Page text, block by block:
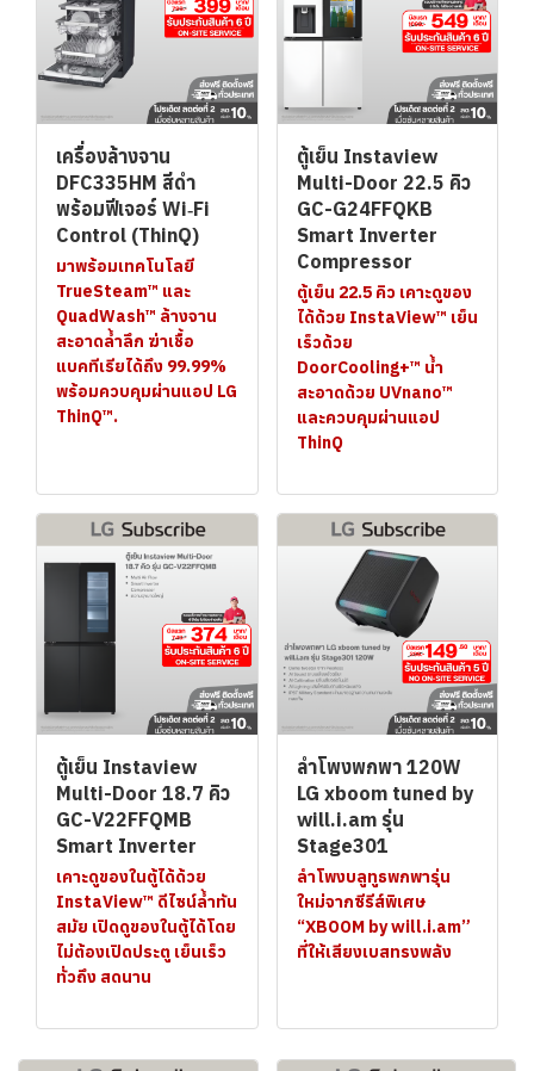
เครื่องล้างจาน
DFC335HM สีดำ
พร้อมฟีเจอร์ Wi‑Fi
Control (ThinQ)
มาพร้อมเทคโนโลยี
TrueSteam™ และ
QuadWash™ ล้างจาน
สะอาดล้ำลึก ฆ่าเชื้อ
แบคทีเรียได้ถึง 99.99%
พร้อมควบคุมผ่านแอป LG
ThinQ™.
ตู้เย็น Instaview
Multi-Door 22.5 คิว
GC-G24FFQKB
Smart Inverter
Compressor
ตู้เย็น 22.5 คิว เคาะดูของ
ได้ด้วย InstaView™ เย็น
เร็วด้วย
DoorCooling+™ น้ำ
สะอาดด้วย UVnano™
และควบคุมผ่านแอป
ThinQ
ตู้เย็น Instaview
Multi-Door 18.7 คิว
GC-V22FFQMB
Smart Inverter
เคาะดูของในตู้ได้ด้วย
InstaView™ ดีไซน์ล้ำทัน
สมัย เปิดดูของในตู้ได้โดย
ไม่ต้องเปิดประตู เย็นเร็ว
ทั่วถึง สดนาน
ลำโพงพกพา 120W
LG xboom tuned by
will.i.am รุ่น
Stage301
ลำโพงบลูทูธพกพารุ่น
ใหม่จากซีรีส์พิเศษ
“XBOOM by will.i.am”
ที่ให้เสียงเบสทรงพลัง